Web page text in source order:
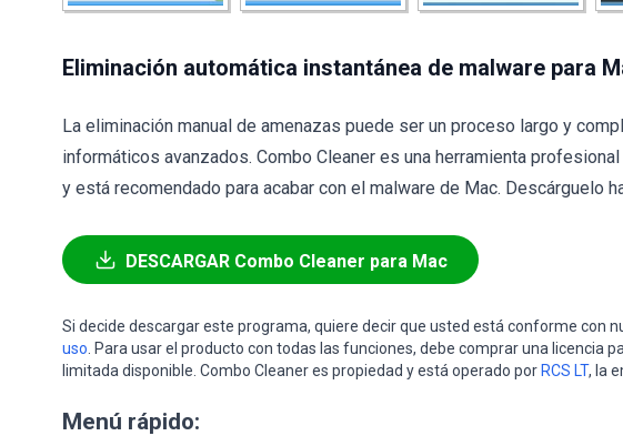
Eliminación automática instantánea de malware para
La eliminación manual de amenazas puede ser un proceso largo y
informáticos avanzados. Combo Cleaner es una herramienta
y está recomendado para acabar con el malware de Mac. Descárguelo
DESCARGAR Combo Cleaner para Mac
Si decide descargar este programa, quiere decir que usted está conforme con
uso . Para usar el producto con todas las funciones, debe comprar una licencia
limitada disponible. Combo Cleaner es propiedad y está operado por RCS LT, la
Menú rápido: